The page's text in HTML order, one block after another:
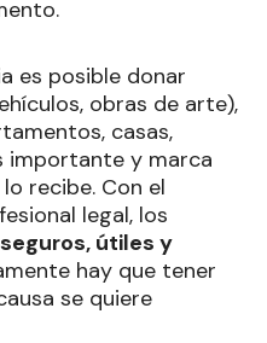
es posible donar
obras de arte),
casas,
importante y marca
recibe. Con el
legal, los
útiles y
hay que tener
se quiere